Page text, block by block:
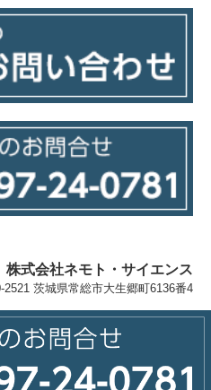
株式会社ネモト・サイエンス
2521 茨城県常総市大生郷町6136番4
社ネモト・サイエンスつくば研究所
All Rights Reserved.